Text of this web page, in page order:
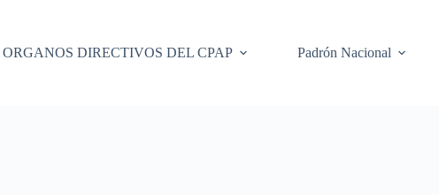
ORGANOS DIRECTIVOS DEL CPAP
Padrón Nacional